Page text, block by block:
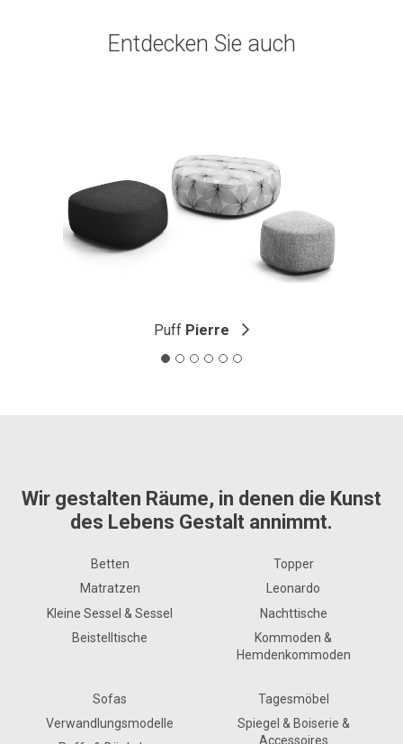
Entdecken Sie auch
Puff Pierre
Wir gestalten Räume, in denen die Kunst
des Lebens Gestalt annimmt.
Betten
Matratzen
Kleine Sessel & Sessel
Beistelltische
Topper
Leonardo
Nachttische
Kommoden &
Hemdenkommoden
Sofas
Verwandlungsmodelle
Tagesmöbel
Spiegel & Boiserie &
Accessoires